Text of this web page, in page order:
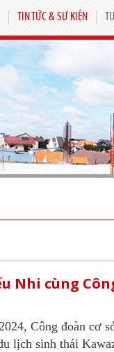
TIN TỨC & SỰ KIỆN
Nhi cùng
Công đoàn
lịch sinh thái